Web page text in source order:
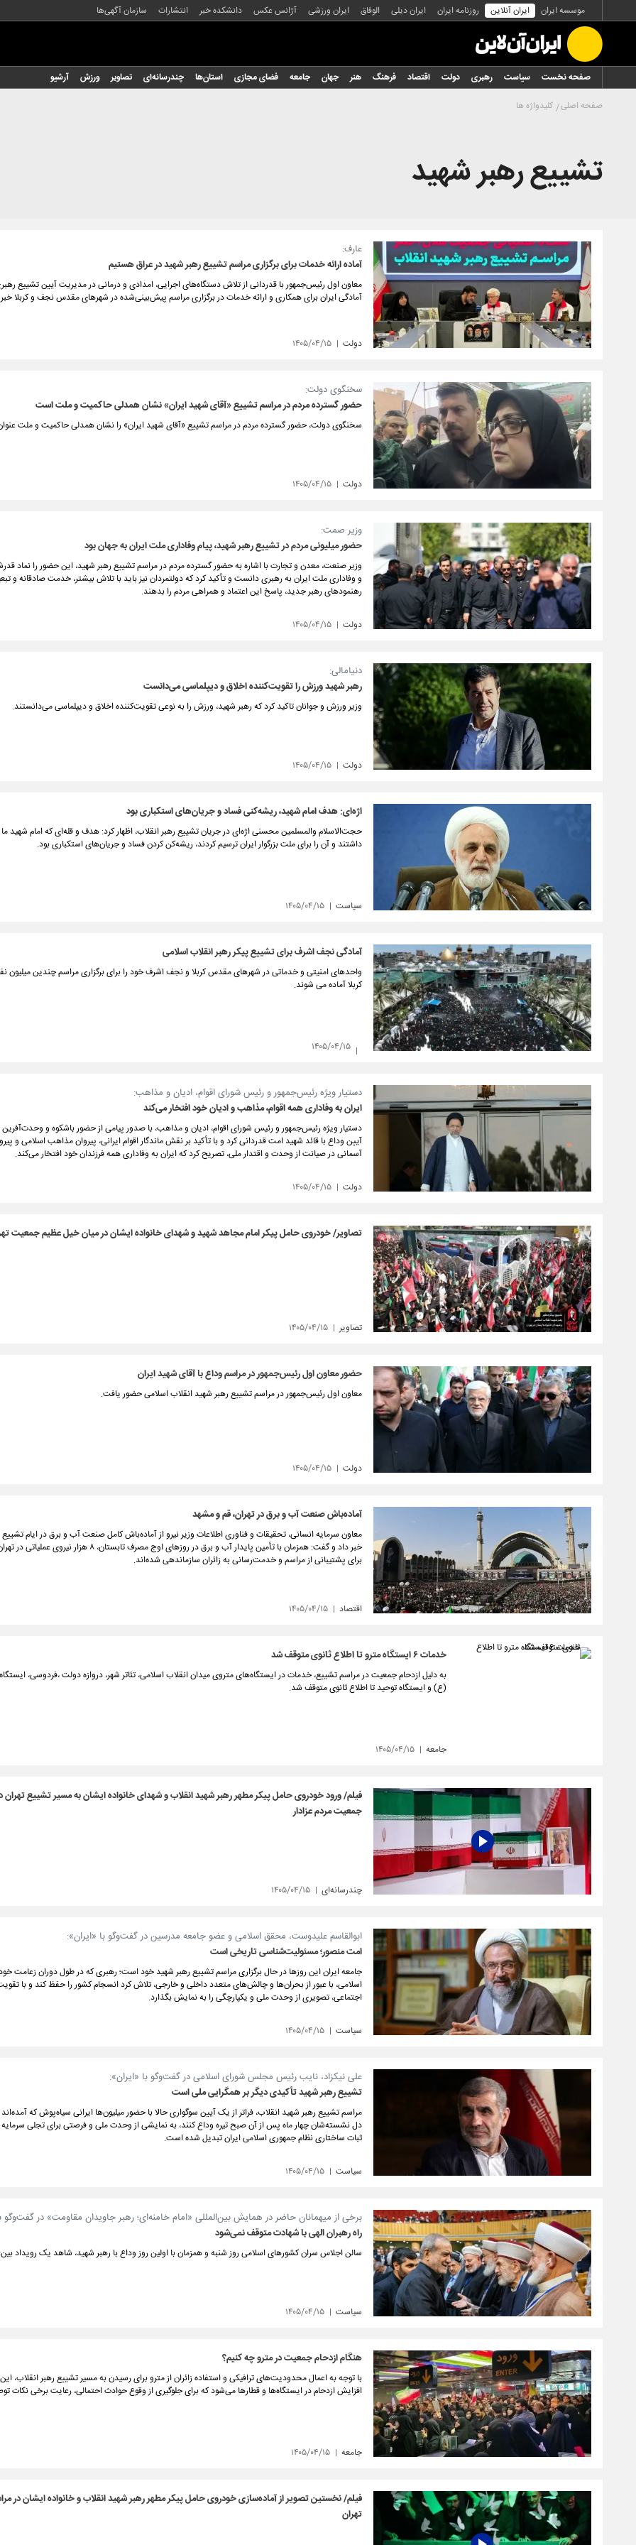
موسسه ایران ایران آنلاین روزنامه ایران ایران دیلی الوفاق ایران ورزشی آژانس عکس دانشکده خبر انتشارات سازمان آگهی‌ها
صفحه نخست سیاست رهبری دولت اقتصاد فرهنگ هنر جهان جامعه فضای مجازی استان‌ها چندرسانه‌ای تصاویر ورزش آرشیو
صفحه اصلی کلیدواژه ها
تشییع رهبر شهید
عارف:
آماده ارائه خدمات برای برگزاری مراسم تشییع رهبر شهید در عراق هستیم
معاون اول رئیس‌جمهور با قدردانی از تلاش دستگاه‌های اجرایی، امدادی و درمانی در مدیریت آیین تشییع
آمادگی ایران برای همکاری و ارائه خدمات در برگزاری مراسم پیش‌بینی‌شده در شهرهای مقدس نجف و کربلا خبر
دولت ۱۴۰۵/۰۴/۱۵
سخنگوی دولت:
حضور گسترده مردم در مراسم تشییع «آقای شهید ایران» نشان همدلی حاکمیت و ملت است
سخنگوی دولت، حضور گسترده مردم در مراسم تشییع «آقای شهید ایران» را نشان همدلی حاکمیت و ملت
دولت ۱۴۰۵/۰۴/۱۵
وزیر صمت:
حضور میلیونی مردم در تشییع رهبر شهید، پیام وفاداری ملت ایران به جهان بود
وزیر صنعت، معدن و تجارت با اشاره به حضور گسترده مردم در مراسم تشییع رهبر شهید، این حضور را نماد
و وفاداری ملت ایران به رهبری دانست و تأکید کرد که دولتمردان نیز باید با تلاش بیشتر، خدمت صادقانه و
رهنمودهای رهبر جدید، پاسخ این اعتماد و همراهی مردم را بدهند.
دولت ۱۴۰۵/۰۴/۱۵
دنیامالی:
رهبر شهید ورزش را تقویت‌کننده اخلاق و دیپلماسی می‌دانست
وزیر ورزش و جوانان تاکید کرد که رهبر شهید، ورزش را به نوعی تقویت‌کننده اخلاق و دیپلماسی می‌دانستند.
دولت ۱۴۰۵/۰۴/۱۵
اژه‌ای: هدف امام شهید، ریشه‌کنی فساد و جریان‌های استکباری بود
حجت‌الاسلام والمسلمین محسنی اژه‌ای در جریان تشییع رهبر انقلاب، اظهار کرد: هدف و قله‌ای که امام شهید
داشتند و آن را برای ملت بزرگوار ایران ترسیم کردند، ریشه‌کن کردن فساد و جریان‌های استکباری بود.
سیاست ۱۴۰۵/۰۴/۱۵
آمادگی نجف اشرف برای تشییع پیکر رهبر انقلاب اسلامی
واحدهای امنیتی و خدماتی در شهرهای مقدس کربلا و نجف اشرف خود را برای برگزاری مراسم چندین میلیون
کربلا آماده می شوند.
۱۴۰۵/۰۴/۱۵
دستیار ویژه رئیس‌جمهور و رئیس شورای اقوام، ادیان و مذاهب:
ایران به وفاداری همه اقوام، مذاهب و ادیان خود افتخار می‌کند
دستیار ویژه رئیس‌جمهور و رئیس شورای اقوام، ادیان و مذاهب، با صدور پیامی از حضور باشکوه و وحدت‌آفرین
آیین وداع با قائد شهید امت قدردانی کرد و با تأکید بر نقش ماندگار اقوام ایرانی، پیروان مذاهب اسلامی و
آسمانی در صیانت از وحدت و اقتدار ملی، تصریح کرد که ایران به وفاداری همه فرزندان خود افتخار می‌کند.
دولت ۱۴۰۵/۰۴/۱۵
تصاویر/ خودروی حامل پیکر امام مجاهد شهید و شهدای خانواده ایشان در میان خیل عظیم جمعیت
تصاویر ۱۴۰۵/۰۴/۱۵
حضور معاون اول رئیس‌جمهور در مراسم وداع با آقای شهید ایران
معاون اول رئیس‌جمهور در مراسم تشییع رهبر شهید انقلاب اسلامی حضور یافت.
دولت ۱۴۰۵/۰۴/۱۵
آماده‌باش صنعت آب و برق در تهران، قم و مشهد
معاون سرمایه انسانی، تحقیقات و فناوری اطلاعات وزیر نیرو از آماده‌باش کامل صنعت آب و برق در ایام
خبر داد و گفت: همزمان با تأمین پایدار آب و برق در روزهای اوج مصرف
برای پشتیبانی از مراسم و خدمت‌رسانی به زائران سازماندهی شده‌اند.
اقتصاد ۱۴۰۵/۰۴/۱۵
خدمات ۶ ایستگاه مترو تا اطلاع ثانوی متوقف شد
به دلیل ازدحام جمعیت در مراسم تشییع، خدمات در ایستگاه‌های متروی میدان انقلاب اسلامی، تئاتر شهر، دروازه دولت ،فردوسی،
(ع) و ايستگاه توحيد تا اطلاع ثانوی متوقف شد.
جامعه ۱۴۰۵/۰۴/۱۵
فیلم/ ورود خودروی حامل پیکر مطهر رهبر شهید انقلاب و شهدای خانواده ایشان به مسیر تشییع تهران
جمعیت مردم عزادار
چندرسانه‌ای ۱۴۰۵/۰۴/۱۵
ابوالقاسم علیدوست، محقق اسلامی و عضو جامعه مدرسین در گفت‌وگو با «ایران»:
امت منصور؛ مسئولیت‌شناسی تاریخی است
جامعه ایران این روزها در حال برگزاری مراسم تشییع رهبر شهید خود است؛ رهبری که در طول دوران زعامت
اسلامی، با عبور از بحران‌ها و چالش‌های متعدد داخلی و خارجی، تلاش کرد انسجام کشور را حفظ کند و با
اجتماعی، تصویری از وحدت ملی و یکپارچگی را به نمایش بگذارد.
سیاست ۱۴۰۵/۰۴/۱۵
علی نیکزاد، نایب رئیس مجلس شورای اسلامی در گفت‌وگو با «ایران»:
تشییع رهبر شهید تأکیدی دیگر بر همگرایی ملی است
مراسم تشییع رهبر شهید انقلاب، فراتر از یک آیین سوگواری حالا با حضور میلیون‌ها ایرانی سیاه‌پوش که آمده‌اند
دل نشسته‌شان چهار ماه پس از آن صبح تیره وداع کنند، به نمایشی از وحدت ملی و فرصتی برای تجلی
ثبات ساختاری نظام جمهوری اسلامی ایران تبدیل شده است.
سیاست ۱۴۰۵/۰۴/۱۵
برخی از میهمانان حاضر در همایش بین‌المللی «امام خامنه‌ای؛ رهبر جاویدان مقاومت» در گفت‌وگو
راه رهبران الهی با شهادت متوقف نمی‌شود
سالن اجلاس سران کشورهای اسلامی روز شنبه و همزمان با اولین روز وداع با رهبر شهید، شاهد یک رویداد
سیاست ۱۴۰۵/۰۴/۱۵
هنگام ازدحام جمعیت در مترو چه کنیم؟
با توجه به اعمال محدودیت‌های ترافیکی و استفاده زائران از مترو برای رسیدن به مسیر تشییع رهبر انقلاب،
افزایش ازدحام در ایستگاه‌ها و قطارها می‌شود که برای جلوگیری از وقوع حوادث احتمالی، رعایت برخی نکات
جامعه ۱۴۰۵/۰۴/۱۵
فیلم/ نخستین تصویر از آماده‌سازی خودروی حامل پیکر مطهر رهبر شهید انقلاب و خانواده ایشان در
تهران